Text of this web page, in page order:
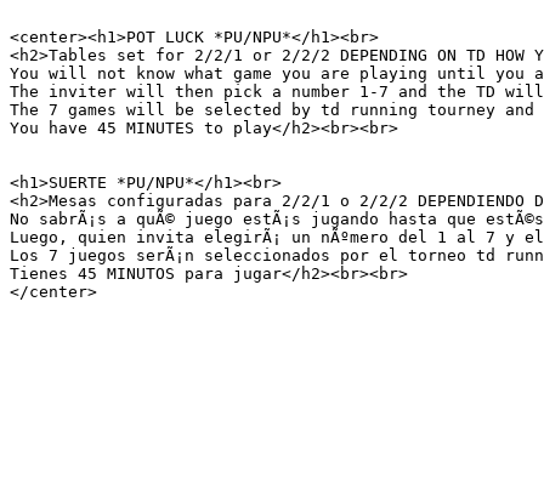
<center><h1>POT LUCK *PU/NPU*</h1><br>
<h2>Tables set for 2/2/1 or 2/2/2 DEPENDING ON TD HOW
You will not know what game you are playing until you
The inviter will then pick a number 1-7 and the TD
The 7 games will be selected by td running tourney and
You have 45 MINUTES to play</h2><br><br>
<h1>SUERTE *PU/NPU*</h1><br>
<h2>Mesas configuradas para 2/2/1 o 2/2/2 DEPENDIENDO
No sabrÃ¡s a quÃ© juego estÃ¡s jugando hasta que
Luego, quien invita elegirÃ¡ un nÃºmero del 1 al 7 y el
Los 7 juegos serÃ¡n seleccionados por el torneo td
Tienes 45 MINUTOS para jugar</h2><br><br>
</center>